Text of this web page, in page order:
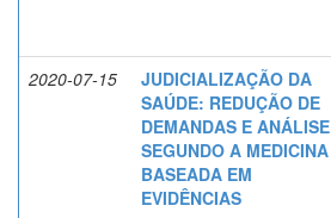
2020-07-15
JUDICIALIZAÇÃO DA
SAÚDE: REDUÇÃO DE
DEMANDAS E ANÁLISE
SEGUNDO A MEDICINA
BASEADA EM
EVIDÊNCIAS